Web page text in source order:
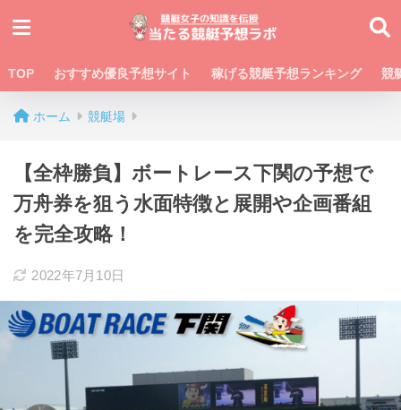
TOP おすすめ優良予想サイト 稼げる競艇予想ランキング 競
ホーム 競艇場
【全枠勝負】ボートレース下関の予想で
万舟券を狙う水面特徴と展開や企画番組
を完全攻略！
2022年7月10日